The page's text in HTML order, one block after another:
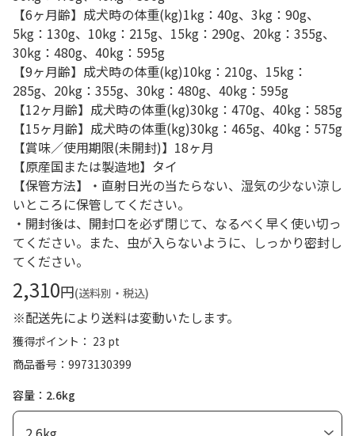
【6ヶ月齢】成犬時の体重(kg)1kg：40g、3kg：90g、
5kg：130g、10kg：215g、15kg：290g、20kg：355g、
30kg：480g、40kg：595g
【9ヶ月齢】成犬時の体重(kg)10kg：210g、15kg：
285g、20kg：355g、30kg：480g、40kg：595g
【12ヶ月齢】成犬時の体重(kg)30kg：470g、40kg：585g
【15ヶ月齢】成犬時の体重(kg)30kg：465g、40kg：575g
【賞味／使用期限(未開封)】18ヶ月
【原産国または製造地】タイ
【保管方法】・直射日光の当たらない、湿気の少ない涼し
いところに保管してください。
・開封後は、開封口を必ず閉じて、なるべく早く使い切っ
てください。また、虫が入らないように、しっかり密封し
てください。
2,310円(送料別・税込)
※配送先により送料は変動いたします。
獲得ポイント： 23 pt
商品番号
9973130399
容量：2.6kg